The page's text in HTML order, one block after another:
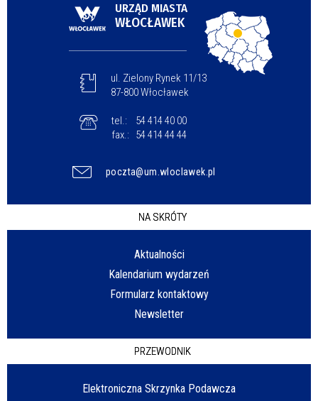
URZĄD MIASTA
WŁOCŁAWEK
ul. Zielony Rynek 11/13
87-800 Włocławek
tel.:
54 414 40 00
fax.:
54 414 44 44
poczta@um.wloclawek.pl
NA SKRÓTY
Aktualności
Kalendarium wydarzeń
Formularz kontaktowy
Newsletter
PRZEWODNIK
Elektroniczna Skrzynka Podawcza